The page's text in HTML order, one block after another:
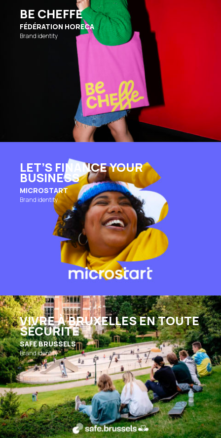
BE CHEFFE
FÉDÉRATION HORECA
Brand identity
LET’S FINANCE YOUR
BUSINESS
MICROSTART
Brand identity
VIVRE À BRUXELLES EN TOUTE
SÉCURITÉ
SAFE BRUSSELS
Brand identity